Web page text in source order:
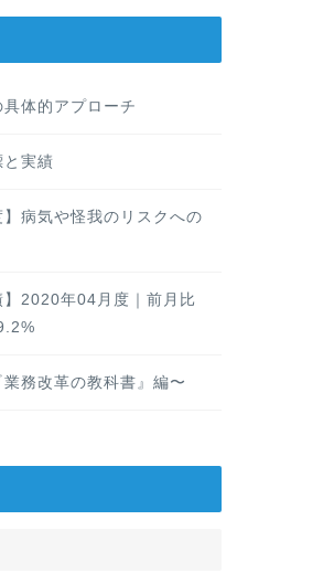
体的アプローチ
と実績
】病気や怪我のリスクへの
】2020年04月度｜前月比
務改革の教科書』編〜